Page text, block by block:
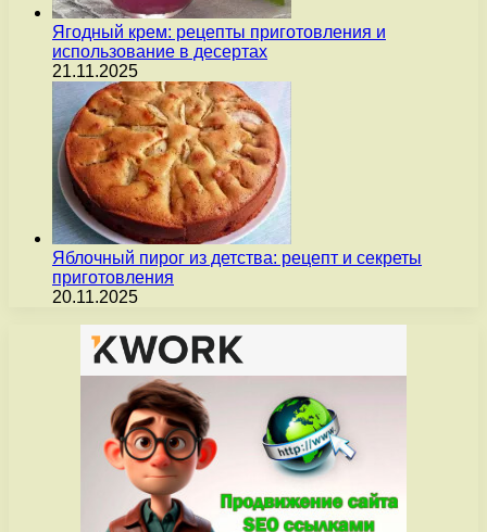
Ягодный крем: рецепты приготовления и
использование в десертах
21.11.2025
Яблочный пирог из детства: рецепт и секреты
приготовления
20.11.2025